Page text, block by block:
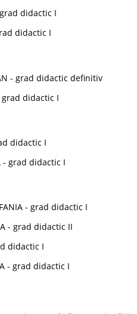
didactic I
didactic I
- grad didactic definitiv
grad didactic I
didactic I
- grad didactic I
- grad didactic I
- grad didactic II
didactic I
- grad didactic I